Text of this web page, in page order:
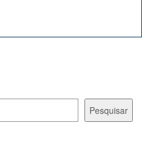
Pesquisar